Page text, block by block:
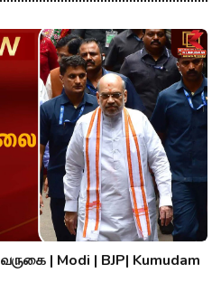
| Modi | BJP| Kumudam